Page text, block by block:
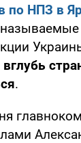
по НПЗ в
называемые
.